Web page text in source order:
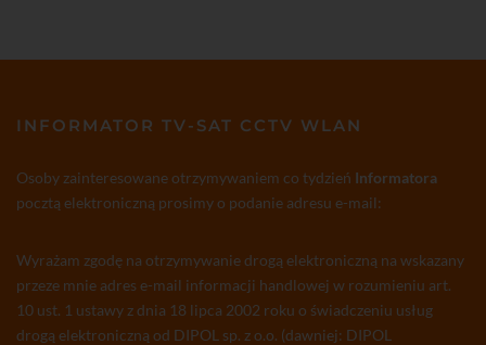
INFORMATOR TV-SAT CCTV WLAN
Osoby zainteresowane otrzymywaniem co tydzień Informatora
pocztą elektroniczną prosimy o podanie adresu e-mail:
Wyrażam zgodę na otrzymywanie drogą elektroniczną na wskazany
przeze mnie adres e-mail informacji handlowej w rozumieniu art.
10 ust. 1 ustawy z dnia 18 lipca 2002 roku o świadczeniu usług
drogą elektroniczną od DIPOL sp. z o.o. (dawniej: DIPOL